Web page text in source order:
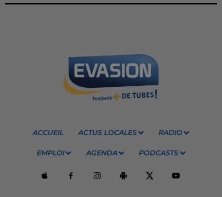
ACCUEIL ACTUS LOCALES RADIO
EMPLOI AGENDA PODCASTS